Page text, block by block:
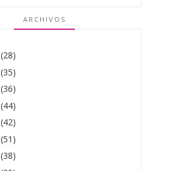
ARCHIVOS
(28)
(35)
(36)
(44)
(42)
(51)
(38)